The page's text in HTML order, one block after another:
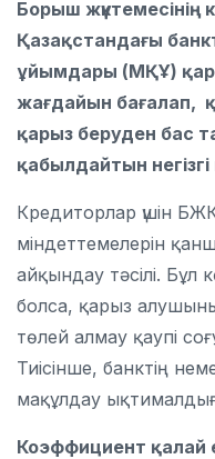
Борыш
Қазақстандағы
ұйымдары (МҚҰ)
жағдайын бағалап,
қарыз беруден бас
қабылдайтын негізгі
Кредиторлар үшін
міндеттемелерін
айқындау тәсілі. Бұл
болса, қарыз
төлей алмау қаупі
Тиісінше, банктің
мақұлдау
Коэффициент қалай